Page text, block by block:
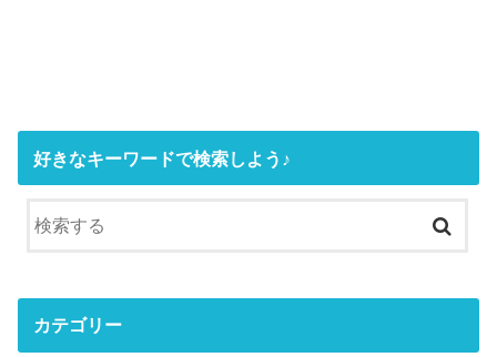
好きなキーワードで検索しよう♪
カテゴリー